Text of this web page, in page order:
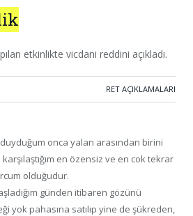
etkinlikte vicdani reddini açıkladı.
RET AÇIKLAMALARI
onca yalan arasından birini
en özensiz ve en cok tekrar
olduğudur.
günden itibaren gözünü
yok pahasına satılıp yine de şükreden,